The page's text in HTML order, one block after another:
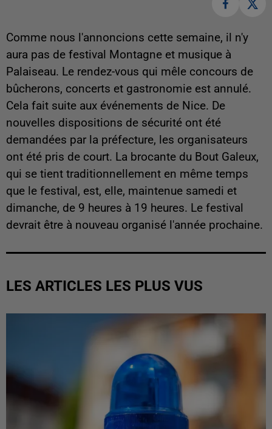
Comme nous l'annoncions cette semaine, il n'y
aura pas de festival Montagne et musique à
Palaiseau. Le rendez-vous qui mêle concours de
bûcherons, concerts et gastronomie est annulé.
Cela fait suite aux événements de Nice. De
nouvelles dispositions de sécurité ont été
demandées par la préfecture, les organisateurs
ont été pris de court. La brocante du Bout Galeux,
qui se tient traditionnellement en même temps
que le festival, est, elle, maintenue samedi et
dimanche, de 9 heures à 19 heures. Le festival
devrait être à nouveau organisé l'année prochaine.
LES ARTICLES LES PLUS VUS